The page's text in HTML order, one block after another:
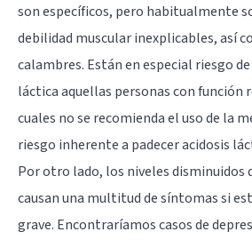
son específicos, pero habitualmente
debilidad muscular inexplicables, así
calambres. Están en especial riesgo
láctica aquellas personas con función
cuales no se recomienda el uso de la
riesgo inherente a padecer acidosis
Por otro lado, los niveles disminuidos
causan una multitud de síntomas si
grave. Encontraríamoscasos de